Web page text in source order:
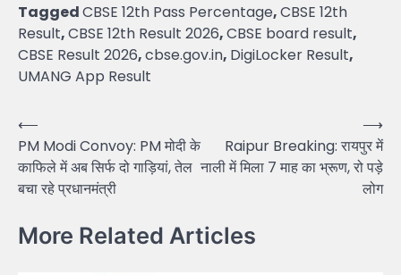
TaggedCBSE 12th Pass Percentage,CBSE 12th
Result,CBSE 12th Result 2026,CBSE board result,
CBSE Result 2026,cbse.gov.in, DigiLocker Result,
UMANG App Result
Post
navigation
⟵
PM Modi Convoy: PM मोदी के
काफिले में अब सिर्फ दो गाड़ियां, तेल
बचा रहे प्रधानमंत्री
Raipur Breaking: रायपुर में
नाली में मिला 7 माह का भ्रूण, रो पड़े
लोग
⟶
More Related Articles